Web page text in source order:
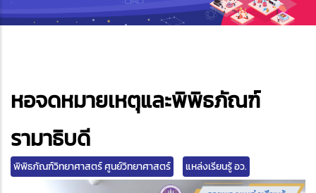
หอจดหมายเหตุและพิพิธภัณฑ์
รามาธิบดี
พิพิธภัณฑ์วิทยาศาสตร์ ศูนย์วิทยาศาสตร์ แหล่งเรียนรู้ อว.